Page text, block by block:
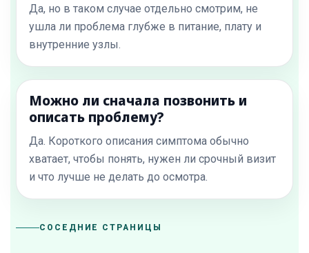
Да, но в таком случае отдельно смотрим, не
ушла ли проблема глубже в питание, плату и
внутренние узлы.
Можно ли сначала позвонить и
описать проблему?
Да. Короткого описания симптома обычно
хватает, чтобы понять, нужен ли срочный визит
и что лучше не делать до осмотра.
СОСЕДНИЕ СТРАНИЦЫ